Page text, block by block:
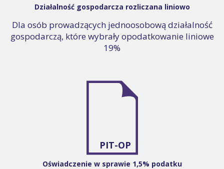
Działalność gospodarcza rozliczana liniowo
Dla osób prowadzących jednoosobową działalność
gospodarczą, które wybrały opodatkowanie liniowe
19%
PIT-OP
Oświadczenie w sprawie 1,5% podatku